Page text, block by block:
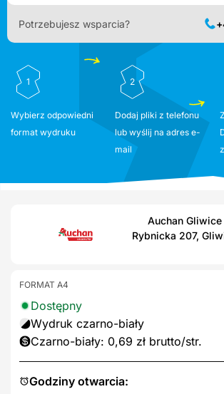
Potrzebujesz wsparcia?
1
Wybierz odpowiedni
format wydruku
2
Dodaj pliki z telefonu
lub wyślij na adres e-
mail
Auchan Gliwice
Rybnicka 207,
Godziny otwarcia:
FORMAT A4
Dostępny
Wydruk czarno-biały
Czarno-biały: 0,69 zł brutto/str.